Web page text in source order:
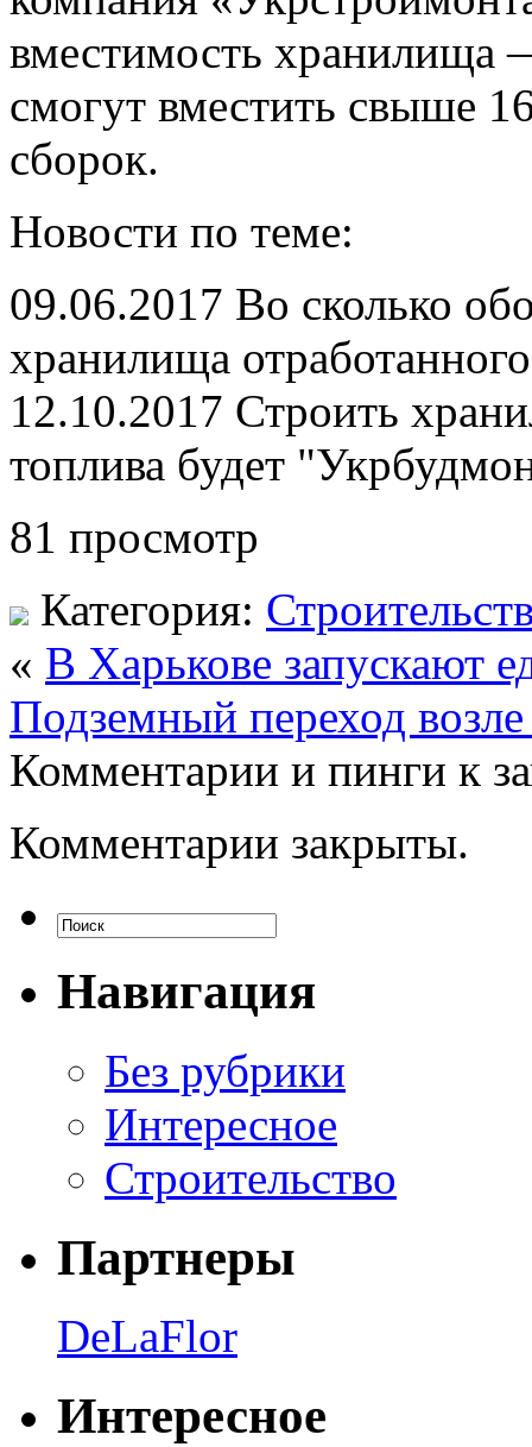
вместимость хранилища
смогут вместить свыше
сборок.
Новости по теме:
09.06.2017 Во сколько
хранилища
12.10.2017 Строить
топлива будет
81 просмотр
Категория:
« В Харькове запускают
Подземный переход
Комментарии и пинги к
Комментарии закрыты.
Навигация
Без рубрики
Интересное
Строительство
Партнеры
DeLaFlor
Интересное